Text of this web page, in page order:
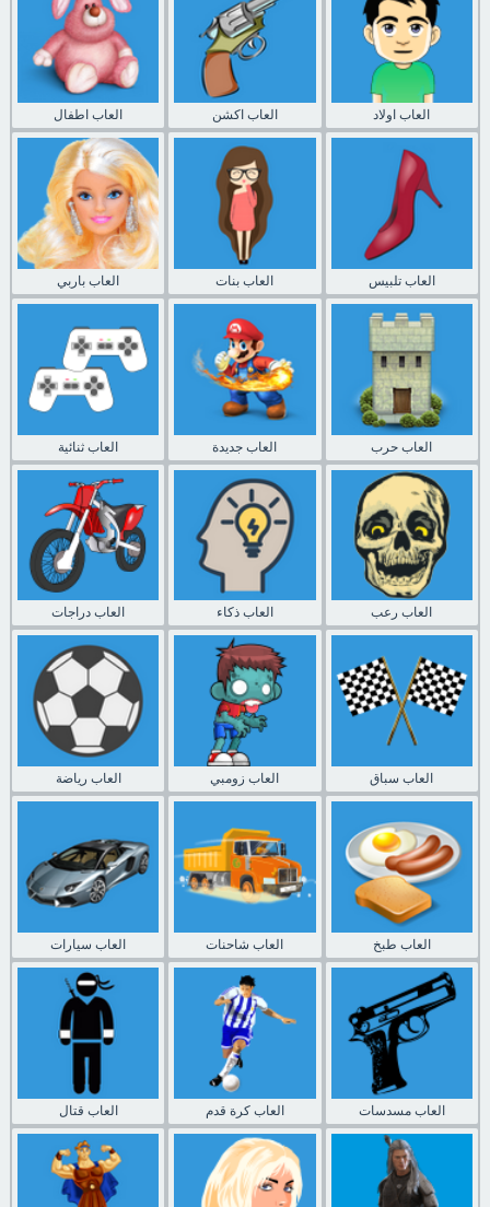
العاب اطفال العاب اكشن العاب اولاد
العاب باربي العاب بنات العاب تلبيس
العاب ثنائية العاب جديدة العاب حرب
العاب دراجات العاب ذكاء العاب رعب
العاب رياضة العاب زومبي العاب سباق
العاب سيارات العاب شاحنات العاب طبخ
العاب قتال العاب كرة قدم العاب مسدسات